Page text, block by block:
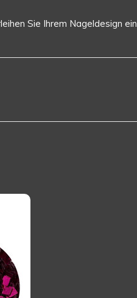
Sie Ihrem Nageldesign